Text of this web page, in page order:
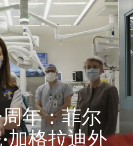
年：菲尔
加格拉迪外